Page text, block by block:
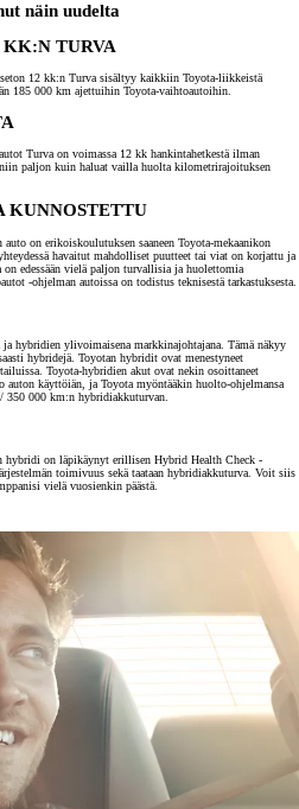
näin uudelta
TURVA
12 kk:n Turva sisältyy kaikkiin Toyota-liikkeistä
185 000 km ajettuihin Toyota-vaihtoautoihin.
Turva on voimassa 12 kk hankintahetkestä ilman
paljon kuin haluat vailla huolta kilometrirajoituksen
KUNNOSTETTU
on erikoiskoulutuksen saaneen Toyota-mekaanikon
havaitut mahdolliset puutteet tai viat on korjattu ja
edessään vielä paljon turvallisia ja huolettomia
-ohjelman autoissa on todistus teknisestä tarkastuksesta.
hybridien ylivoimaisena markkinajohtajana. Tämä näkyy
hybridejä. Toyotan hybridit ovat menestyneet
Toyota-hybridien akut ovat nekin osoittaneet
auton käyttöiän, ja Toyota myöntääkin huolto-ohjelmansa
000 km:n hybridiakkuturvan.
hybridi on läpikäynyt erillisen Hybrid Health Check -
toimivuus sekä taataan hybridiakkuturva. Voit siis
vielä vuosienkin päästä.